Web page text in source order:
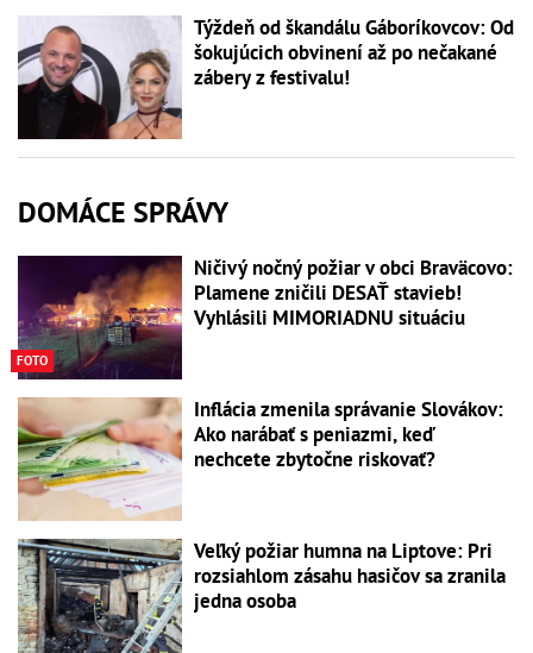
Týždeň od škandálu Gáboríkovcov: Od
šokujúcich obvinení až po nečakané
zábery z festivalu!
DOMÁCE SPRÁVY
FOTO
Ničivý nočný požiar v obci Braväcovo:
Plamene zničili DESAŤ stavieb!
Vyhlásili MIMORIADNU situáciu
Inflácia zmenila správanie Slovákov:
Ako narábať s peniazmi, keď
nechcete zbytočne riskovať?
Veľký požiar humna na Liptove: Pri
rozsiahlom zásahu hasičov sa zranila
jedna osoba